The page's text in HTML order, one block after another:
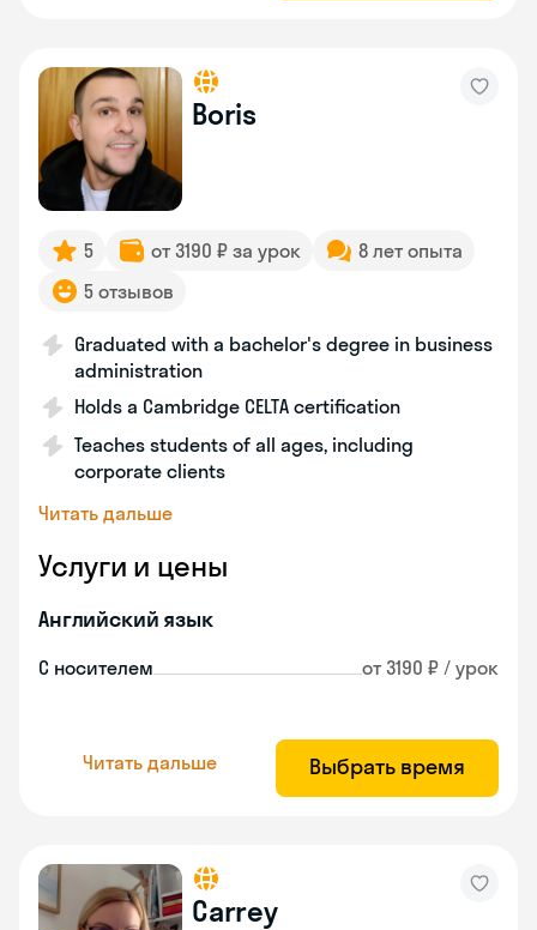
Boris
5 от 3190 ₽ за урок
8 лет опыта
5 отзывов
Graduated with a bachelor's degree in business
administration
Holds a Cambridge CELTA certification
Teaches students of all ages, including
corporate clients
Читать дальше
Услуги и цены
Английский язык
С носителем от 3190 ₽ / урок
Читать дальше Выбрать время
Carrey